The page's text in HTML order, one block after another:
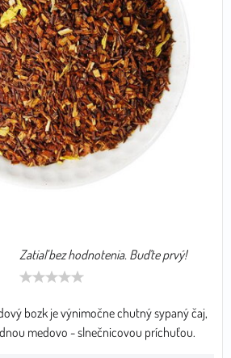
Zatiaľ bez hodnotenia. Buďte prvý!
bozk je výnimočne chutný sypaný čaj,
medovo - slnečnicovou príchuťou.